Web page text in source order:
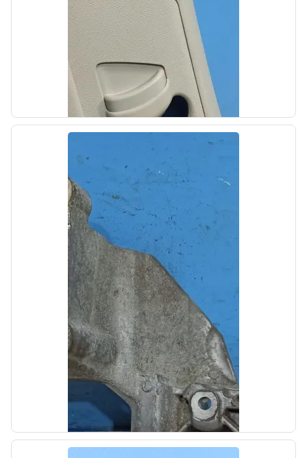
Проводка двигателя Hyundai Palisade 2018-
OEM: 91450S8020
Производитель:
Hyundai-KIA
Цена: 20000,00₽
б/у
Обшивка средней стойки левой Kia Optima
4 JF 2015-2018
OEM: 85830D5000BGA
Производитель:
Hyundai-KIA
Цена: 700,00₽